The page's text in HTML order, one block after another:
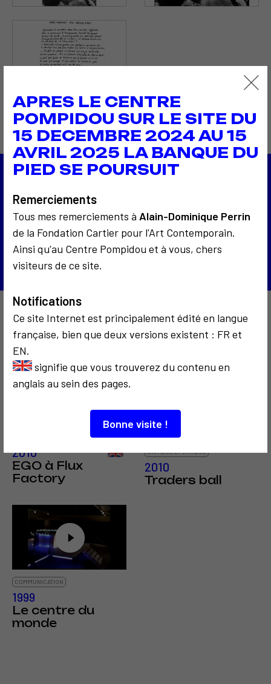
APRES LE CENTRE
POMPIDOU SUR LE SITE DU
15 DECEMBRE 2024 AU 15
AVRIL 2025 LA BANQUE DU
PIED SE POURSUIT
Remerciements
Tous mes remerciements à Alain-Dominique Perrin
de la Fondation Cartier pour l'Art Contemporain.
Ainsi qu'au Centre Pompidou et à vous, chers
visiteurs de ce site.
Notifications
Ce site Internet est principalement édité en langue
française, bien que deux versions existent : FR et
EN.
signifie que vous trouverez du contenu en
anglais au sein des pages.
Bonne visite !
1974
Les Manifestes de l'art sociologique
Retour à la liste
Portrait vidéo d'un collectionneur
À découvrir aussi…
2010
EGO à Flux
Factory
COMMUNICATION
CRITIQUE ET ÉTHIQUE
2010
Traders ball
COMMUNICATION
1999
Le centre du
monde